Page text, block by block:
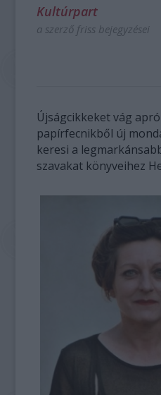
Kultúrpart
a szerző friss bejegyzései
Újságcikkeket vág
papírfecnikből új
keresi a
szavakat könyveihez